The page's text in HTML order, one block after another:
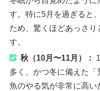
す。特に5月を過ぎると
ため、驚くほどあっさり
す。
秋（10月〜11月）：
多く、かつ冬に備えた「
魚のやる気が非常に高